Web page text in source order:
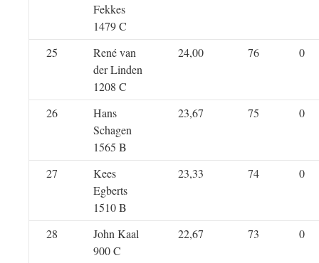
Fekkes
1479 C
25
René van
der Linden
1208 C
24,00 76 0
26
Hans
Schagen
1565 B
23,67 75 0
27
Kees
Egberts
1510 B
23,33 74 0
28
John Kaal
900 C
22,67 73 0